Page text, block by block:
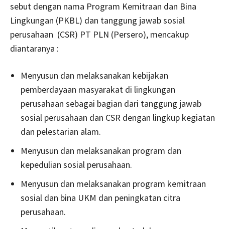
sebut dengan nama Program Kemitraan dan Bina
Lingkungan (PKBL) dan tanggung jawab sosial
perusahaan (CSR) PT PLN (Persero), mencakup
diantaranya :
Menyusun dan melaksanakan kebijakan
pemberdayaan masyarakat di lingkungan
perusahaan sebagai bagian dari tanggung jawab
sosial perusahaan dan CSR dengan lingkup kegiatan
dan pelestarian alam.
Menyusun dan melaksanakan program dan
kepedulian sosial perusahaan.
Menyusun dan melaksanakan program kemitraan
sosial dan bina UKM dan peningkatan citra
perusahaan.